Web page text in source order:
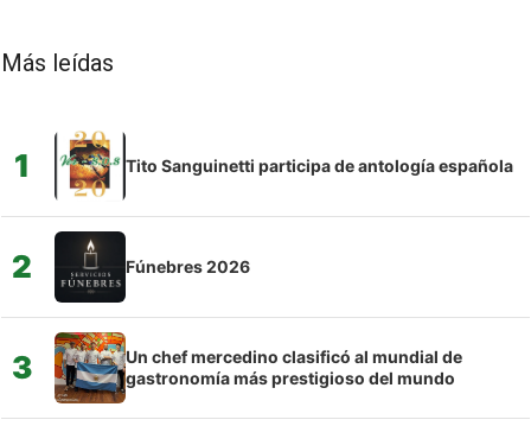
Más leídas
1 Tito Sanguinetti participa de antología española
2 Fúnebres 2026
3
Un chef mercedino clasificó al mundial de
gastronomía más prestigioso del mundo